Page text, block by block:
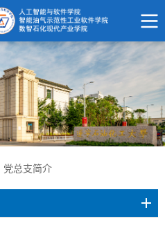
党总支简介